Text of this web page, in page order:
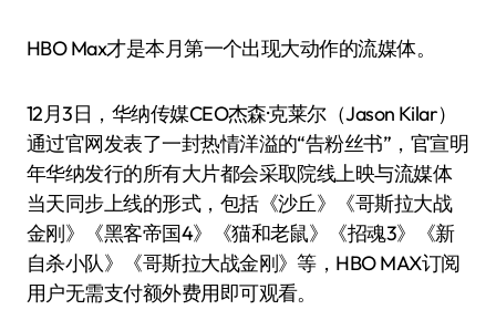
HBO Max才是本月第一个出现大动作的流媒体。
12月3日，华纳传媒CEO杰森·克莱尔（Jason Kilar）
通过官网发表了一封热情洋溢的“告粉丝书”，官宣明
年华纳发行的所有大片都会采取院线上映与流媒体
当天同步上线的形式，包括《沙丘》《哥斯拉大战
金刚》《黑客帝国4》《猫和老鼠》《招魂3》《新
自杀小队》《哥斯拉大战金刚》等，HBO MAX订阅
用户无需支付额外费用即可观看。